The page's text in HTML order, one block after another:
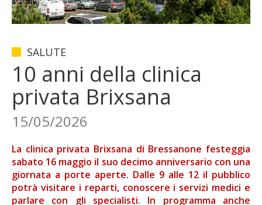
SALUTE
10 anni della clinica
privata Brixsana
15/05/2026
La clinica privata Brixsana di Bressanone festeggia
sabato 16 maggio il suo decimo anniversario con una
giornata a porte aperte. Dalle 9 alle 12 il pubblico
potrà visitare i reparti, conoscere i servizi medici e
parlare con gli specialisti. In programma anche